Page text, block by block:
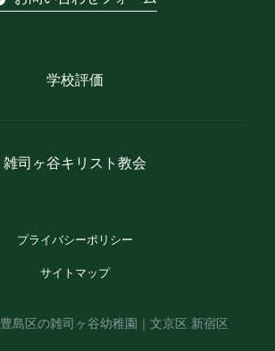
学校評価
雑司ヶ谷キリスト教会
プライバシーポリシー
サイトマップ
豊島区の雑司ヶ谷幼稚園｜文京区 新宿区